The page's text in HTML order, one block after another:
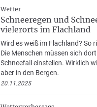
Wetter
Schneeregen und
vielerorts im Flachland
Wird es weiß im Flachland? So
Die Menschen müssen sich
Schneefall einstellen. Wirklich
aber in den Bergen.
20.11.2025